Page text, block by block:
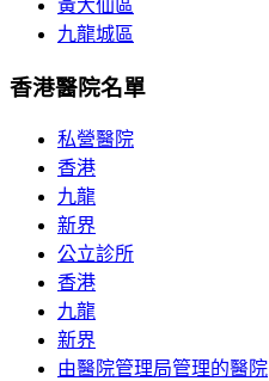
黃大仙區
九龍城區
香港醫院名單
私營醫院
香港
九龍
新界
公立診所
香港
九龍
新界
由醫院管理局管理的醫院